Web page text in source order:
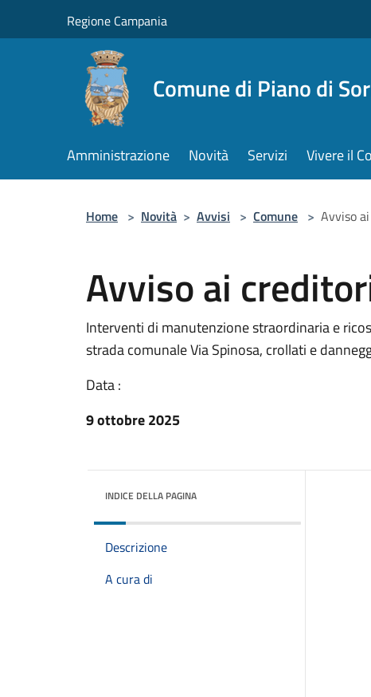
Regione Campania
Comune di Piano di
Amministrazione Novità Servizi Vivere il
Home > Novità > Avvisi > Comune > Avviso
Avviso ai
Interventi di manutenzione straordinaria e
strada comunale Via Spinosa, crollati e
Data :
9 ottobre 2025
INDICE DELLA PAGINA
Descrizione
A cura di